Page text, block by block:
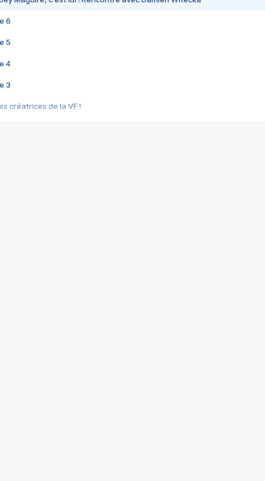
6
5
4
3
créatrices de la VF !